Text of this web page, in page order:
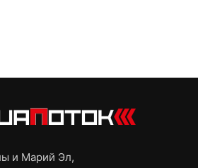
и Марий Эл,